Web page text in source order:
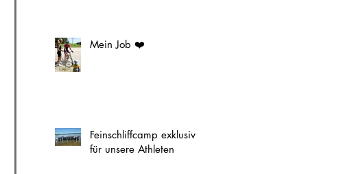
Mein Job ❤️
Feinschliffcamp exklusiv
für unsere Athleten